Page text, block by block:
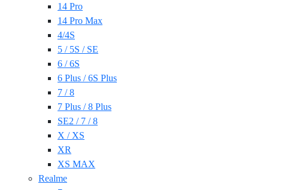
14 Pro
14 Pro Max
4/4S
5 / 5S / SE
6 / 6S
6 Plus / 6S Plus
7 / 8
7 Plus / 8 Plus
SE2 / 7 / 8
X / XS
XR
XS MAX
Realme